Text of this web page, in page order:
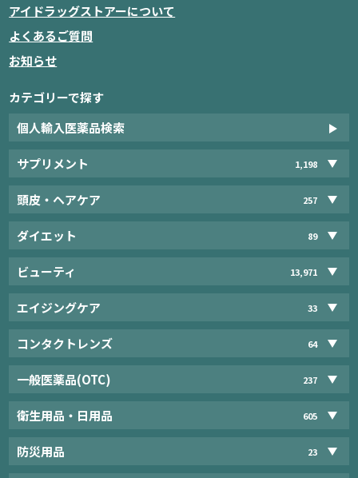
アイドラッグストアーについて
よくあるご質問
お知らせ
カテゴリーで探す
個人輸入医薬品検索
サプリメント 1,198
頭皮・ヘアケア 257
ダイエット 89
ビューティ 13,971
エイジングケア 33
コンタクトレンズ 64
一般医薬品(OTC) 237
衛生用品・日用品 605
防災用品 23